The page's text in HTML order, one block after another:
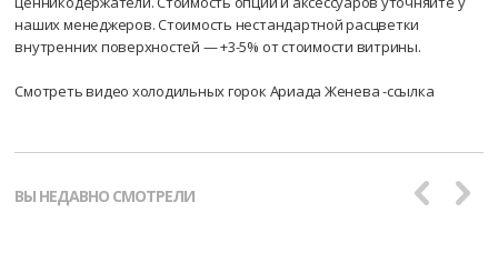
наших менеджеров. Стоимость нестандартной расцветки
внутренних поверхностей — +3-5% от стоимости витрины.
Смотреть видео холодильных горок Ариада Женева -ссылка
ВЫ НЕДАВНО СМОТРЕЛИ